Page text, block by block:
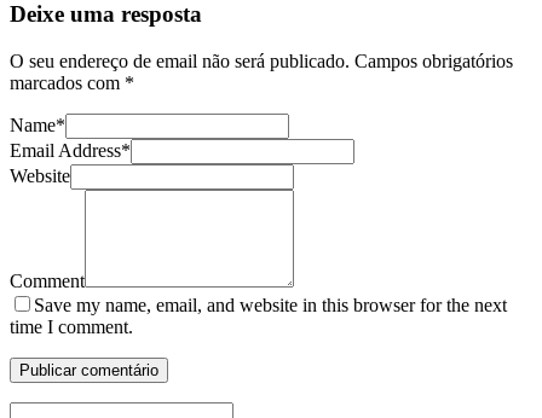
Deixe uma resposta
O seu endereço de email não será publicado. Campos obrigatórios
marcados com *
Name*
Email Address*
Website
Comment
Save my name, email, and website in this browser for the next
time I comment.